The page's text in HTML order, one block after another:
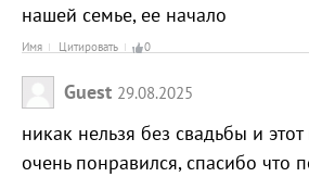
нашей семье, ее начало
Имя Цитировать 0
Guest 29.08.2025
никак нельзя без свадьбы и
очень понравился, спасибо что